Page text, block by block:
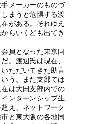
メーカーのものづ
まうと危惧する渡
がある。それゆえ
らいくども出てき
員となった東京同
。渡辺氏は現在、
ただいてきた助言
う。また支部では
は大田支部内での
ンターンシップ生
え、ネットワーク
と東大阪の各地同